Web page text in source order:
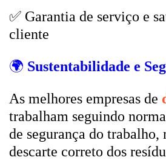
✅ Garantia de serviço e
cliente
🌍 Sustentabilidade e
As melhores empresas de
trabalham seguindo
de segurança do trabalho,
descarte correto dos